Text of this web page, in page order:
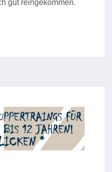
gut reingekommen.